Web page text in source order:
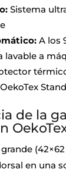
Sistema
A los
lavable a
de la
en una